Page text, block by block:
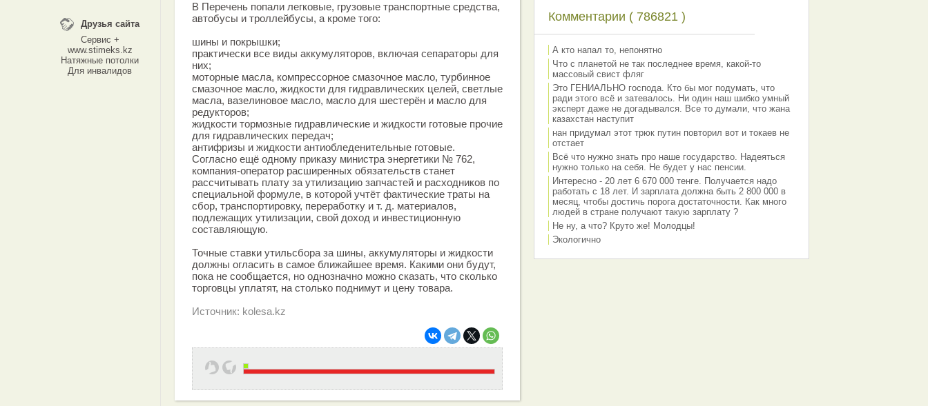
Друзья сайта
Сервис +
www.stimeks.kz
Натяжные потолки
Для инвалидов
В Перечень попали легковые, грузовые транспортные средства,
автобусы и троллейбусы, а кроме того:
шины и покрышки;
практически все виды аккумуляторов, включая сепараторы для
них;
моторные масла, компрессорное смазочное масло, турбинное
смазочное масло, жидкости для гидравлических целей, светлые
масла, вазелиновое масло, масло для шестерён и масло для
редукторов;
жидкости тормозные гидравлические и жидкости готовые прочие
для гидравлических передач;
антифризы и жидкости антиобледенительные готовые.
Согласно ещё одному приказу министра энергетики № 762,
компания-оператор расширенных обязательств станет
рассчитывать плату за утилизацию запчастей и расходников по
специальной формуле, в которой учтёт фактические траты на
сбор, транспортировку, переработку и т. д. материалов,
подлежащих утилизации, свой доход и инвестиционную
составляющую.
Точные ставки утильсбора за шины, аккумуляторы и жидкости
должны огласить в самое ближайшее время. Какими они будут,
пока не сообщается, но однозначно можно сказать, что сколько
торговцы уплатят, на столько поднимут и цену товара.
Источник: kolesa.kz
Комментарии ( 786821 )
А кто напал то, непонятно
Что с планетой не так последнее время, какой-то
массовый свист фляг
Это ГЕНИАЛЬНО господа. Кто бы мог подумать, что
ради этого всё и затевалось. Ни один наш шибко умный
эксперт даже не догадывался. Все то думали, что жана
казахстан наступит
нан придумал этот трюк путин повторил вот и токаев не
отстает
Всё что нужно знать про наше государство. Надеяться
нужно только на себя. Не будет у нас пенсии.
Интересно - 20 лет 6 670 000 тенге. Получается надо
работать с 18 лет. И зарплата должна быть 2 800 000 в
месяц, чтобы достичь порога достаточности. Как много
людей в стране получают такую зарплату ?
Не ну, а что? Круто же! Молодцы!
Экологично